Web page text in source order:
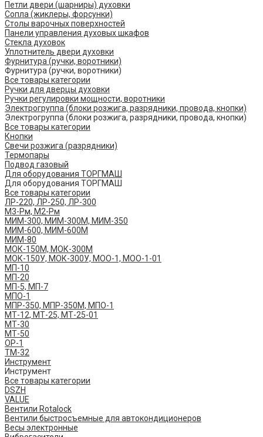
Петли двери (шарниры) духовки
Сопла (жиклеры, форсунки)
Столы варочных поверхностей
Панели управления духовых шкафов
Стекла духовок
Уплотнитель двери духовки
Фурнитура (ручки, воротники)
Фурнитура (ручки, воротники)
Все товары категории
Ручки для дверцы духовки
Ручки регулировки мощности, воротники
Электрогруппа (блоки розжига, разрядники, провода, кнопки)
Электрогруппа (блоки розжига, разрядники, провода, кнопки)
Все товары категории
Кнопки
Свечи розжига (разрядники)
Термопары
Подвод газовый
Для оборудования ТОРГМАШ
Для оборудования ТОРГМАШ
Все товары категории
ЛР-220, ЛР-250, ЛР-300
М3-Рм, М2-Рм
МИМ-300, МИМ-300М, МИМ-350
МИМ-600, МИМ-600М
МИМ-80
МОК-150М, МОК-300М
МОК-150У, МОК-300У, МОО-1, МОО-1-01
МП-10
МП-20
МП-5, МП-7
МПО-1
МПР-350, МПР-350М, МПО-1
МТ-12, МТ-25, МТ-25-01
МТ-30
МТ-50
ОР-1
ТМ-32
Инструмент
Инструмент
Все товары категории
DSZH
VALUE
Вентили Rotalock
Вентили быстросъемные для автокондиционеров
Весы электронные